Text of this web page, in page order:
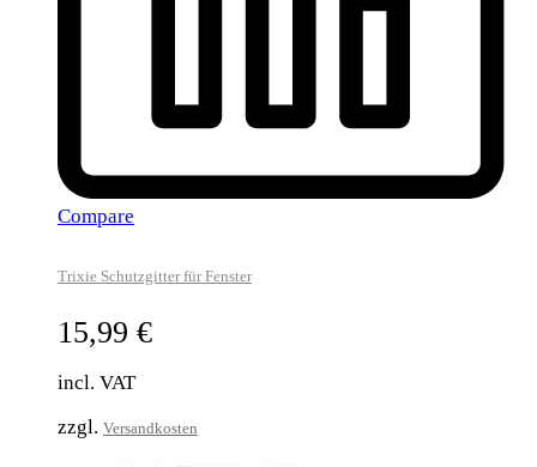
Compare
Trixie Schutzgitter für Fenster
15,99 €
incl. VAT
zzgl. Versandkosten